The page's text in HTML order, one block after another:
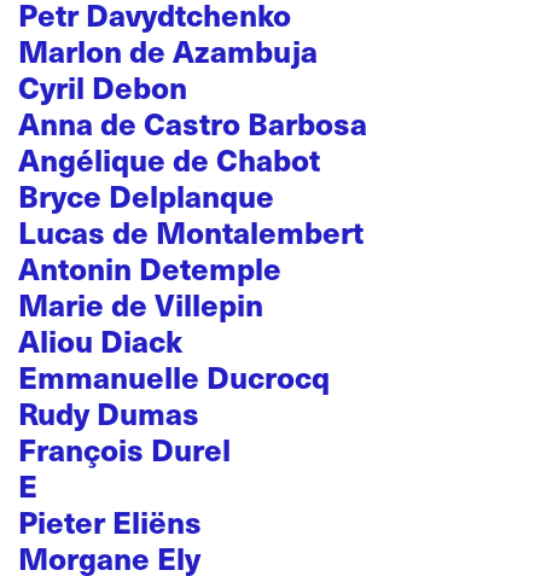
Petr Davydtchenko
Marlon de Azambuja
Cyril Debon
Anna de Castro Barbosa
Angélique de Chabot
Bryce Delplanque
Lucas de Montalembert
Antonin Detemple
Marie de Villepin
Aliou Diack
Emmanuelle Ducrocq
Rudy Dumas
François Durel
E
Pieter Eliëns
Morgane Ely